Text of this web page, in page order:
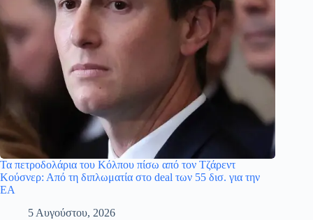
Τα πετροδολάρια του Κόλπου πίσω από τον Τζάρεντ
Κούσνερ: Από τη διπλωματία στο deal των 55 δισ. για την
EA
5 Αυγούστου, 2026